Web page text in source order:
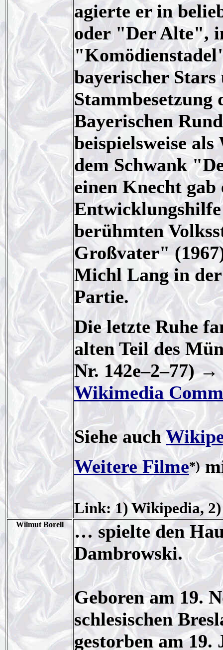
agierte er in
oder "Der Alte",
bayerischer
Stammbesetzung
Bayerischen
beispielsweise
dem Schwank
einen Knecht
berühmten
Großvater"
Michl Lang in
Partie.
Die letzte Ruhe
alten Teil des
Nr. 142e–2–77)
Wikimedia
Siehe auch
Weitere Filme*)
Link: 1) Wikipedia,
Wilmut Borell
… spielte den
Dambrowski.
Geboren am 19.
schlesischen
gestorben am